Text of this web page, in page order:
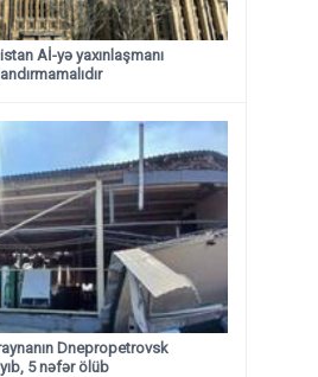
Aİ-yə yaxınlaşmanı
Dnepropetrovsk
5 nəfər ölüb